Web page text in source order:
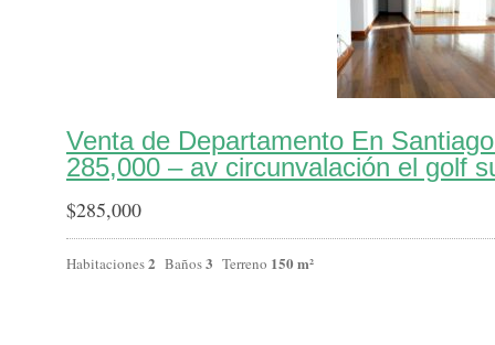
Venta de Departamento En
285,000 – av circunvalación el golf
$285,000
Habitaciones2 Baños3 Terreno 150 m²